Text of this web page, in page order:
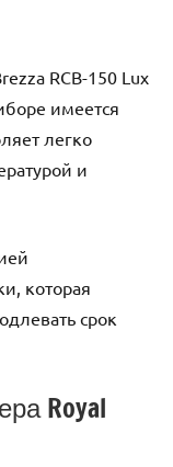
RCB-150 Lux
имеется
легко
и
которая
срок
Royal